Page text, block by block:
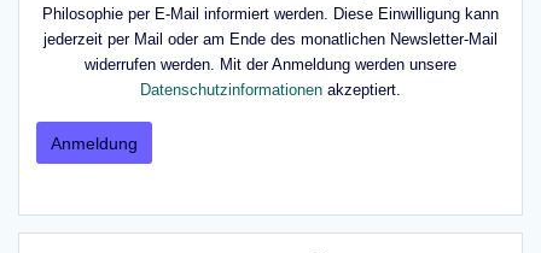
Philosophie per E-Mail informiert werden. Diese Einwilligung kann
jederzeit per Mail oder am Ende des monatlichen Newsletter-Mail
widerrufen werden. Mit der Anmeldung werden unsere
Datenschutzinformationen akzeptiert.